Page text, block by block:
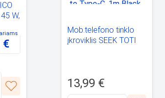
W,
€
Mob.telefono tinklo
įkroviklis SEEK TOTI
13,99 €